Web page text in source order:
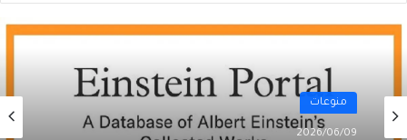
منوعات
2026/06/09